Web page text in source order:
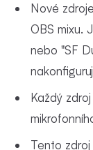
Nové
OBS mixu.
nebo "SF
Každý
Tento